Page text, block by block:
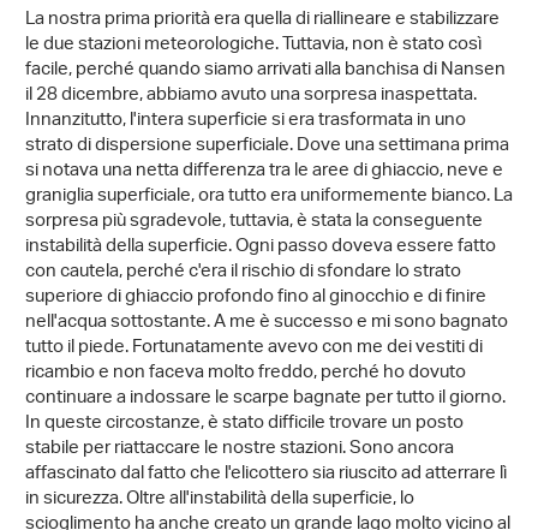
La nostra prima priorità era quella di riallineare e stabilizzare
le due stazioni meteorologiche. Tuttavia, non è stato così
facile, perché quando siamo arrivati alla banchisa di Nansen
il 28 dicembre, abbiamo avuto una sorpresa inaspettata.
Innanzitutto, l'intera superficie si era trasformata in uno
strato di dispersione superficiale. Dove una settimana prima
si notava una netta differenza tra le aree di ghiaccio, neve e
graniglia superficiale, ora tutto era uniformemente bianco. La
sorpresa più sgradevole, tuttavia, è stata la conseguente
instabilità della superficie. Ogni passo doveva essere fatto
con cautela, perché c'era il rischio di sfondare lo strato
superiore di ghiaccio profondo fino al ginocchio e di finire
nell'acqua sottostante. A me è successo e mi sono bagnato
tutto il piede. Fortunatamente avevo con me dei vestiti di
ricambio e non faceva molto freddo, perché ho dovuto
continuare a indossare le scarpe bagnate per tutto il giorno.
In queste circostanze, è stato difficile trovare un posto
stabile per riattaccare le nostre stazioni. Sono ancora
affascinato dal fatto che l'elicottero sia riuscito ad atterrare lì
in sicurezza. Oltre all'instabilità della superficie, lo